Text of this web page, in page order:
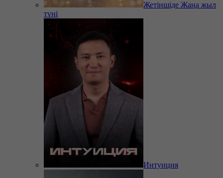
Жетіншіде Жаңа жыл
түні
Интуиция